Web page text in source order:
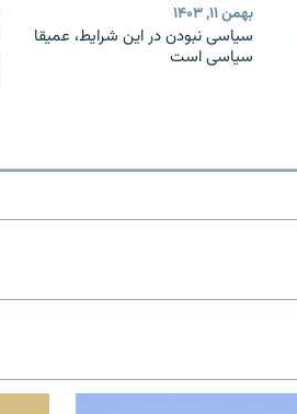
بهمن ۱۱, ۱۴۰۳
سیاسی نبودن در این شرایط، عمیقا
سیاسی است